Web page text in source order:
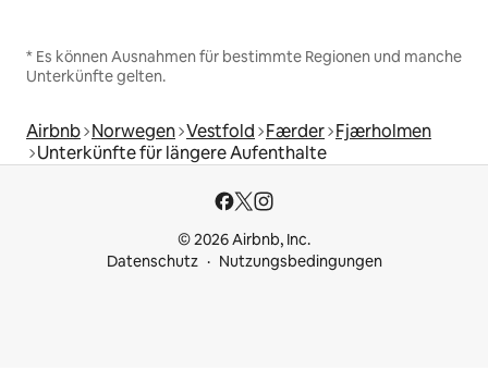
* Es können Ausnahmen für bestimmte Regionen und manche
Unterkünfte gelten.
Airbnb Norwegen Vestfold Færder Fjærholmen
Unterkünfte für längere Aufenthalte
© 2026 Airbnb, Inc.
Datenschutz
Nutzungsbedingungen